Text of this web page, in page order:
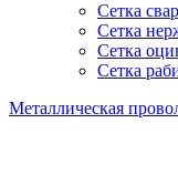
Сетка
Сетка
Сетка
Сетка
Металлическая